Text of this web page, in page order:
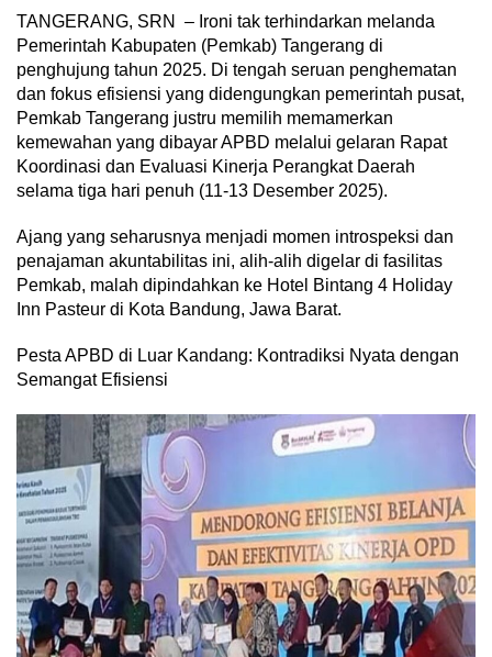
TANGERANG, SRN – Ironi tak terhindarkan melanda
Pemerintah Kabupaten (Pemkab) Tangerang di
penghujung tahun 2025. Di tengah seruan penghematan
dan fokus efisiensi yang didengungkan pemerintah pusat,
Pemkab Tangerang justru memilih memamerkan
kemewahan yang dibayar APBD melalui gelaran Rapat
Koordinasi dan Evaluasi Kinerja Perangkat Daerah
selama tiga hari penuh (11-13 Desember 2025).
Ajang yang seharusnya menjadi momen introspeksi dan
penajaman akuntabilitas ini, alih-alih digelar di fasilitas
Pemkab, malah dipindahkan ke Hotel Bintang 4 Holiday
Inn Pasteur di Kota Bandung, Jawa Barat.
Pesta APBD di Luar Kandang: Kontradiksi Nyata dengan
Semangat Efisiensi